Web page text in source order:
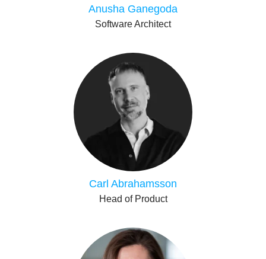
Anusha Ganegoda
Software Architect
Carl Abrahamsson
Head of Product